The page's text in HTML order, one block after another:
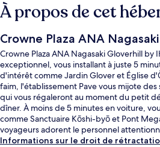
À propos de cet
Crowne Plaza ANA
Crowne Plaza ANA Nagasaki Gloverhill
exceptionnel, vous installant à juste 5
d'intérêt comme Jardin Glover et Église
faim, l'établissement Pave vous mijote des
qui vous régaleront au moment du petit
dîner. À moins de 5 minutes en voiture,
comme Sanctuaire Kōshi-byō et Pont
voyageurs adorent le personnel
Informations sur le droit de